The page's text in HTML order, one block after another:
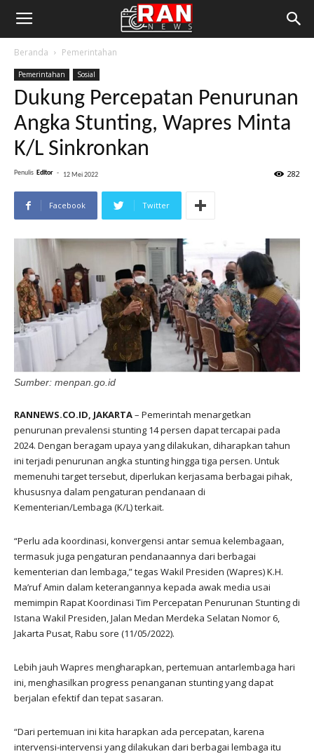
Beranda Pemerintahan
Pemerintahan Sosial
Dukung Percepatan Penurunan
Angka Stunting, Wapres Minta
K/L Sinkronkan
Penulis Editor - 12 Mei 2022 282
Facebook Twitter
Sumber: menpan.go.id
RANNEWS.CO.ID, JAKARTA– Pemerintah menargetkan
penurunan prevalensi stunting 14 persen dapat tercapai pada
2024. Dengan beragam upaya yang dilakukan, diharapkan tahun
ini terjadi penurunan angka stunting hingga tiga persen. Untuk
memenuhi target tersebut, diperlukan kerjasama berbagai pihak,
khususnya dalam pengaturan pendanaan di
Kementerian/Lembaga (K/L) terkait.
“Perlu ada koordinasi, konvergensi antar semua kelembagaan,
termasuk juga pengaturan pendanaannya dari berbagai
kementerian dan lembaga,” tegas Wakil Presiden (Wapres) K.H.
Ma’ruf Amin dalam keterangannya kepada awak media usai
memimpin Rapat Koordinasi Tim Percepatan Penurunan Stunting di
Istana Wakil Presiden, Jalan Medan Merdeka Selatan Nomor 6,
Jakarta Pusat, Rabu sore (11/05/2022).
Lebih jauh Wapres mengharapkan, pertemuan antarlembaga hari
ini, menghasilkan progress penanganan stunting yang dapat
berjalan efektif dan tepat sasaran.
“Dari pertemuan ini kita harapkan ada percepatan, karena
intervensi-intervensi yang dilakukan dari berbagai lembaga itu